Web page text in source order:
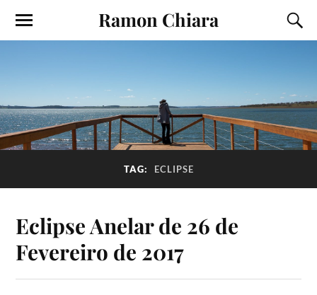
Ramon Chiara
TAG: ECLIPSE
Eclipse Anelar de 26 de
Fevereiro de 2017